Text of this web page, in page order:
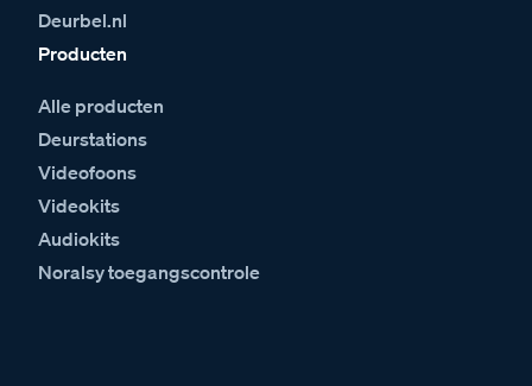
Deurbel.nl
Producten
Alle producten
Deurstations
Videofoons
Videokits
Audiokits
Noralsy toegangscontrole